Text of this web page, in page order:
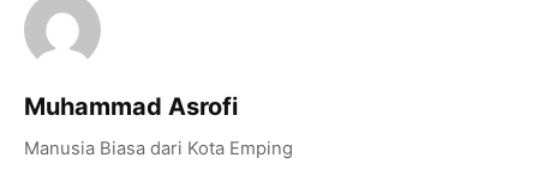
Muhammad Asrofi
Manusia Biasa dari Kota Emping
WhatsApp
X / Twitter